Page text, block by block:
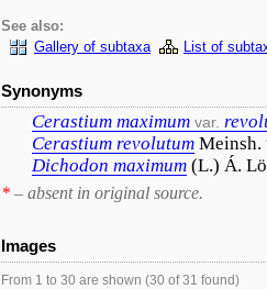
See also:
Gallery of subtaxa
List of
Synonyms
Cerastium maximum var.
Cerastium revolutum Meinsh.
Dichodon maximum (L.) Á.
* – absent in original source.
Images
From 1 to 30 are shown (30 of 31 found)